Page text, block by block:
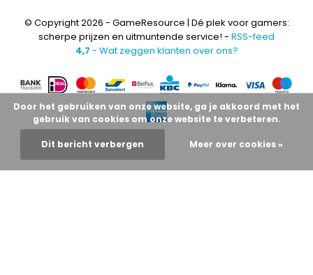
© Copyright 2026 - GameResource | Dé plek voor gamers:
scherpe prijzen en uitmuntende service! - RSS-feed
4,7 - Wat zeggen klanten over ons?
Door het gebruiken van onze website, ga je akkoord met het
gebruik van cookies om onze website te verbeteren.
Dit bericht verbergen Meer over cookies »